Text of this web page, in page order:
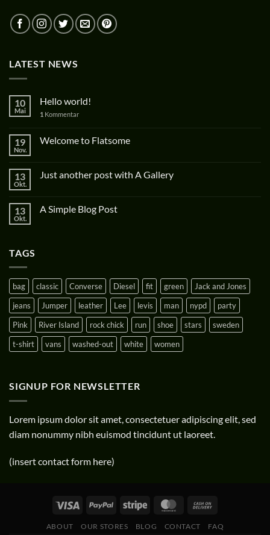
LATEST NEWS
10
Mai
Hello world!
1 Kommentar
19
Nov.
Welcome to Flatsome
13
Okt.
Just another post with A Gallery
13
Okt.
A Simple Blog Post
TAGS
bag classic Converse Diesel fit green
Jack and Jones
jeans
Jumper leather Lee levis man nypd
party
Pink
River Island rock chick run shoe stars
sweden
t-shirt
vans washed-out white women
SIGNUP FOR NEWSLETTER
Lorem ipsum dolor sit amet, consectetuer adipiscing elit, sed
diam nonummy nibh euismod tincidunt ut laoreet.
(insert contact form here)
ABOUT OUR STORES BLOG CONTACT FAQ